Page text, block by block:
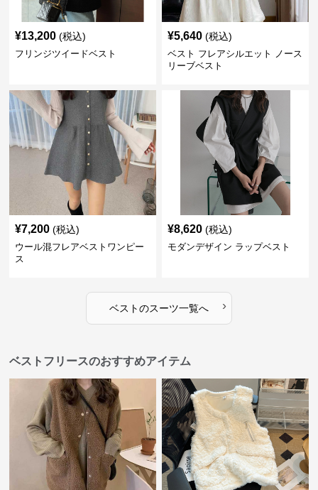
¥13,200 (税込)
フリンジツイードベスト
¥5,640 (税込)
ベスト フレアシルエット ノース
リーブベスト
¥7,200 (税込)
ウール混フレアベストワンピー
ス
¥8,620 (税込)
モダンデザイン ラップベスト
ベストのスーツ一覧へ ›
ベストフリースのおすすめアイテム